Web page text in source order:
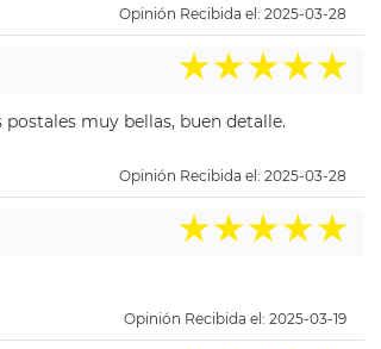
Opinión Recibida el: 2025-03-28
★★★★★
muy bellas, buen detalle.
Opinión Recibida el: 2025-03-28
★★★★★
Opinión Recibida el: 2025-03-19